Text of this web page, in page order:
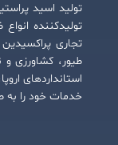
تولیدکننده
تجاری
طیور، کشاورزی و
استانداردهای
خدمات خود را به